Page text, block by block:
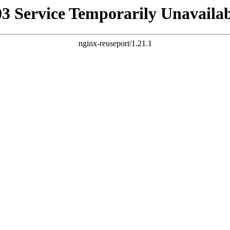
Service Temporarily
nginx-reuseport/1.21.1